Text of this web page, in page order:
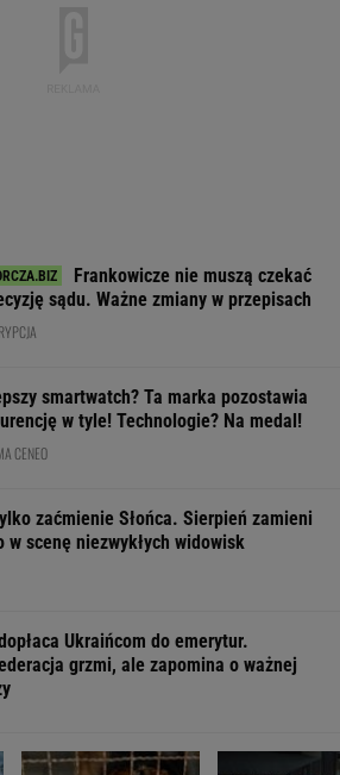
Frankowicze nie muszą czekać
sądu. Ważne zmiany w przepisach
smartwatch? Ta marka pozostawia
w tyle! Technologie? Na medal!
CENEO
zaćmienie Słońca. Sierpień zamieni
w scenę niezwykłych widowisk
Ukraińcom do emerytur.
grzmi, ale zapomina o ważnej